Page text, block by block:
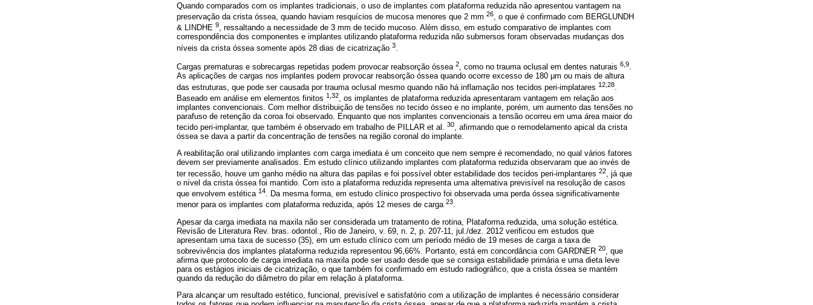
Quando comparados com os implantes tradicionais, o uso de implantes com plataforma reduzida não apresentou vantagem na
preservação da crista óssea, quando haviam resquícios de mucosa menores que 2 mm 26, o que é confirmado com BERGLUNDH
& LINDHE 9, ressaltando a necessidade de 3 mm de tecido mucoso. Além disso, em estudo comparativo de implantes com
correspondência dos componentes e implantes utilizando plataforma reduzida não submersos foram observadas mudanças dos
níveis da crista óssea somente após 28 dias de cicatrização 3
Cargas prematuras e sobrecargas repetidas podem provocar reabsorção óssea 2, como no trauma oclusal em dentes naturais 6,9.
As aplicações de cargas nos implantes podem provocar reabsorção óssea quando ocorre excesso de 180 μm ou mais de altura
das estruturas, que pode ser causada por trauma oclusal mesmo quando não há inflamação nos tecidos peri-implatares 12,28
Baseado em análise em elementos finitos 1,32
, os implantes de plataforma reduzida apresentaram vantagem em relação aos
implantes convencionais. Com melhor distribuição de tensões no tecido ósseo e no implante, porém, um aumento das tensões no
parafuso de retenção da coroa foi observado. Enquanto que nos implantes convencionais a tensão ocorreu em uma área maior do
tecido peri-implantar, que também é observado em trabalho de PILLAR et al. 30, afirmando que o remodelamento apical da crista
óssea se dava a partir da concentração de tensões na região coronal do implante.
A reabilitação oral utilizando implantes com carga imediata é um conceito que nem sempre é recomendado, no qual vários fatores
devem ser previamente analisados. Em estudo clínico utilizando implantes com plataforma reduzida observaram que ao invés de
ter recessão, houve um ganho médio na altura das papilas e foi possível obter estabilidade dos tecidos peri-implantares 22
, já que
o nível da crista óssea foi mantido. Com isto a plataforma reduzida representa uma alternativa previsível na resolução de casos
que envolvem estética 14. Da mesma forma, em estudo clínico prospectivo foi observada uma perda óssea significativamente
menor para os implantes com plataforma reduzida, após 12 meses de carga 23.
Apesar da carga imediata na maxila não ser considerada um tratamento de rotina, Plataforma reduzida, uma solução estética.
Revisão de Literatura Rev. bras. odontol., Rio de Janeiro, v. 69, n. 2, p. 207-11, jul./dez. 2012 verificou em estudos que
apresentam uma taxa de sucesso (35), em um estudo clínico com um período médio de 19 meses de carga a taxa de
sobrevivência dos implantes plataforma reduzida representou 96,66%. Portanto, está em concordância com GARDNER 20
, que
afirma que protocolo de carga imediata na maxila pode ser usado desde que se consiga estabilidade primária e uma dieta leve
para os estágios iniciais de cicatrização, o que também foi confirmado em estudo radiográfico, que a crista óssea se mantém
quando da redução do diâmetro do pilar em relação à plataforma.
Para alcançar um resultado estético, funcional, previsível e satisfatório com a utilização de implantes é necessário considerar